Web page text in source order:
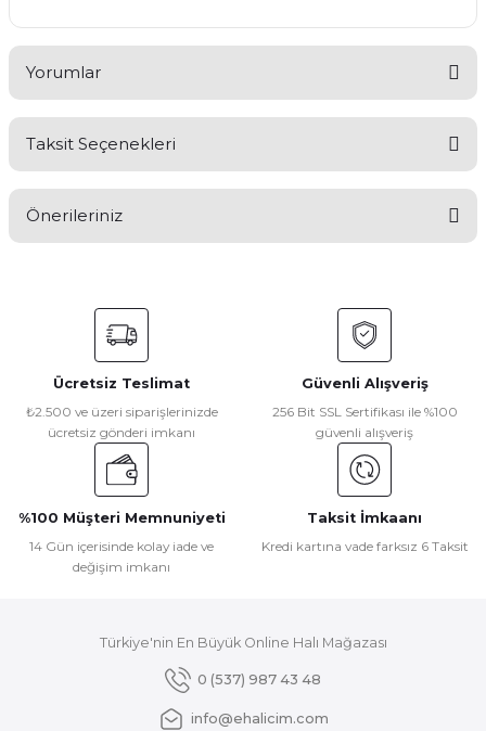
Yorumlar
Yorum Yaz
Taksit Seçenekleri
Önerileriniz
konularda yetersiz gördüğünüz noktaları öneri formunu
kullanarak tarafımıza iletebilirsiniz.
Görüş ve önerileriniz için teşekkür ederiz.
Ürün resmi kalitesiz, bozuk veya görüntülenemiyor.
Ürün açıklamasında eksik bilgiler bulunuyor.
Ürün bilgilerinde hatalar bulunuyor.
Ürün fiyatı diğer sitelerden daha pahalı.
Gönder
Ücretsiz Teslimat
₺2.500 ve üzeri siparişlerinizde
ücretsiz gönderi imkanı
Güvenli Alışveriş
256 Bit SSL Sertifikası ile %100
güvenli alışveriş
%100 Müşteri Memnuniyeti
14 Gün içerisinde kolay iade ve
değişim imkanı
Taksit İmkaanı
Kredi kartına vade farksız 6 Taksit
Türkiye'nin En Büyük Online Halı Mağazası
0 (537) 987 43 48
info@ehalicim.com